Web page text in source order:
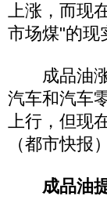
上涨，而现
市场煤"的现
成品油涨
汽车和汽车
上行，但现
（都市快报）
成品油